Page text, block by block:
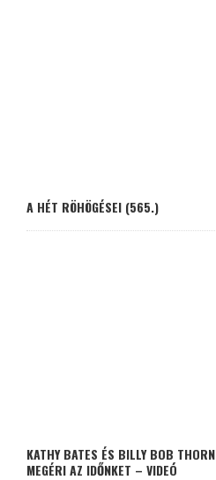
A HÉT RÖHÖGÉSEI (565.)
KATHY BATES ÉS BILLY BOB
MEGÉRI AZ IDŐNKET – VIDEÓ